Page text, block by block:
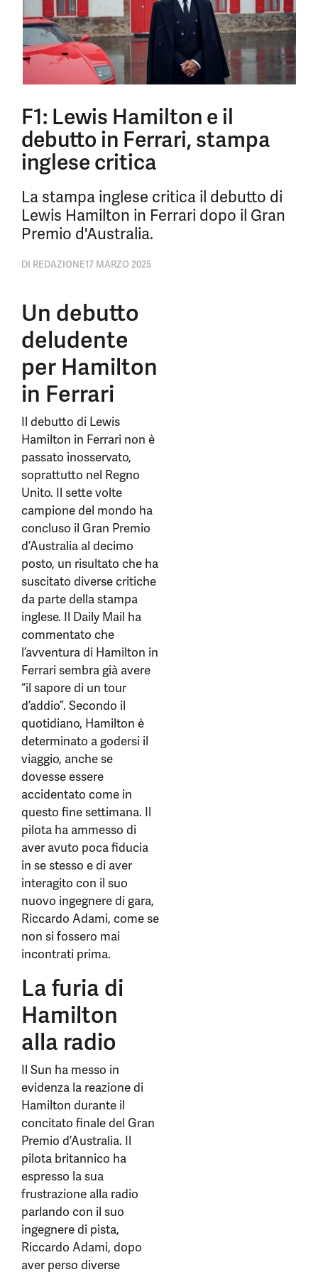
F1: Lewis Hamilton e il
debutto in Ferrari, stampa
inglese critica
La stampa inglese critica il debutto di
Lewis Hamilton in Ferrari dopo il Gran
Premio d'Australia.
DI REDAZIONE17 MARZO 2025
Un debutto
deludente
per Hamilton
in Ferrari
Il debutto di Lewis
Hamilton in Ferrari non è
passato inosservato,
soprattutto nel Regno
Unito. Il sette volte
campione del mondo ha
concluso il Gran Premio
d’Australia al decimo
posto, un risultato che ha
suscitato diverse critiche
da parte della stampa
inglese. Il Daily Mail ha
commentato che
l’avventura di Hamilton in
Ferrari sembra già avere
“il sapore di un tour
d’addio”. Secondo il
quotidiano, Hamilton è
determinato a godersi il
viaggio, anche se
dovesse essere
accidentato come in
questo fine settimana. Il
pilota ha ammesso di
aver avuto poca fiducia
in se stesso e di aver
interagito con il suo
nuovo ingegnere di gara,
Riccardo Adami, come se
non si fossero mai
incontrati prima.
La furia di
Hamilton
alla radio
Il Sun ha messo in
evidenza la reazione di
Hamilton durante il
concitato finale del Gran
Premio d’Australia. Il
pilota britannico ha
espresso la sua
frustrazione alla radio
parlando con il suo
ingegnere di pista,
Riccardo Adami, dopo
aver perso diverse